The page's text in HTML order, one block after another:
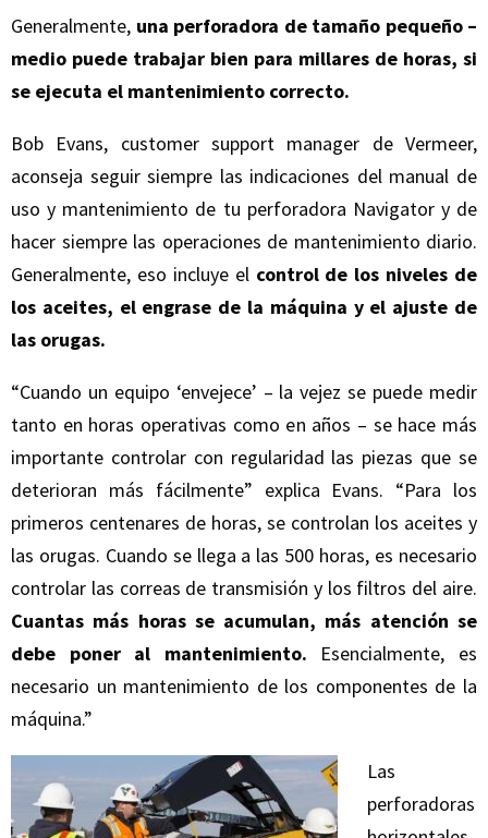
Generalmente, una perforadora de tamaño pequeño –
medio puede trabajar bien para millares de horas, si
se ejecuta el mantenimiento correcto.
Bob Evans, customer support manager de Vermeer,
aconseja seguir siempre las indicaciones del manual de
uso y mantenimiento de tu perforadora Navigator y de
hacer siempre las operaciones de mantenimiento diario.
Generalmente, eso incluye el control de los niveles de
los aceites, el engrase de la máquina y el ajuste de
las orugas.
“Cuando un equipo ‘envejece’ – la vejez se puede medir
tanto en horas operativas como en años – se hace más
importante controlar con regularidad las piezas que se
deterioran más fácilmente” explica Evans. “Para los
primeros centenares de horas, se controlan los aceites y
las orugas. Cuando se llega a las 500 horas, es necesario
controlar las correas de transmisión y los filtros del aire.
Cuantas más horas se acumulan, más atención se
debe poner al mantenimiento. Esencialmente, es
necesario un mantenimiento de los componentes de la
máquina.”
Las
perforadoras